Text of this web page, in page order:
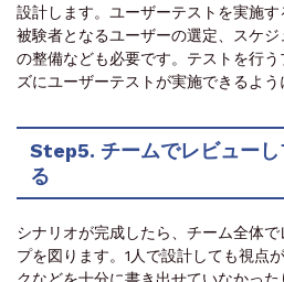
設計します。ユーザーテストを実施
被験者となるユーザーの選定、スケ
の整備なども必要です。テストを行
ズにユーザーテストが実施できるよう
Step5. チームでレビュー
る
シナリオが完成したら、チーム全体
プを図ります。1人で設計しても視点